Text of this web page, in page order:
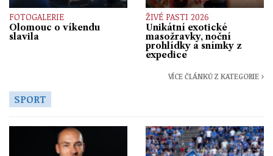
FOTOGALERIE
Olomouc o víkendu
slavila
ŽIVÉ PASTI 2026
Unikátní exotické
masožravky, noční
prohlídky a snímky z
expedice
VÍCE ČLÁNKŮ Z KATEGORIE ›
SPORT